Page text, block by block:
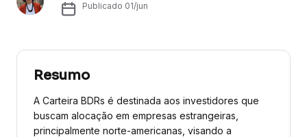
Publicado 01/jun
Resumo
A Carteira BDRs é destinada aos investidores que
buscam alocação em empresas estrangeiras,
principalmente norte-americanas, visando a